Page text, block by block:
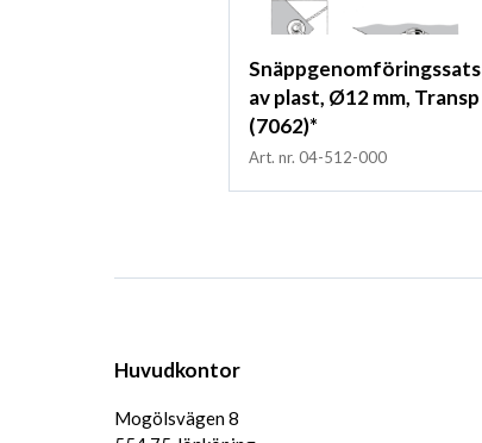
Snäppgenomföringssats
av plast, Ø12 mm, Transp
(7062)*
Art. nr. 04-512-000
Huvudkontor
Mogölsvägen 8